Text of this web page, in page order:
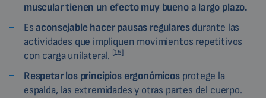
muscular tienen un efecto muy bueno a largo plazo.
Esaconsejable hacer pausas regularesdurante las
actividades que impliquen movimientos repetitivos
con carga unilateral. [15]
Respetar los principios ergonómicosprotege la
espalda, las extremidades y otras partes del cuerpo.